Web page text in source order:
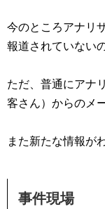
今のところアナリ
報道されていない
ただ、普通にアナ
客さん）からのメ
また新たな情報が
事件現場